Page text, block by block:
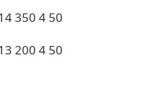
350 4 50
200 4 50